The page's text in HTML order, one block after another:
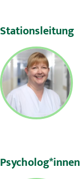
Stationsleitung
Psycholog*innen